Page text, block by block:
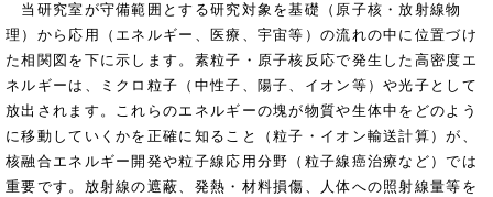
当研究室が守備範囲とする研究対象を基礎（原子核・放射線物
理）から応用（エネルギー、医療、宇宙等）の流れの中に位置づけ
た相関図を下に示します。素粒子・原子核反応で発生した高密度エ
ネルギーは、ミクロ粒子（中性子、陽子、イオン等）や光子として
放出されます。これらのエネルギーの塊が物質や生体中をどのよう
に移動していくかを正確に知ること（粒子・イオン輸送計算）が、
核融合エネルギー開発や粒子線応用分野（粒子線癌治療など）では
重要です。放射線の遮蔽、発熱・材料損傷、人体への照射線量等を